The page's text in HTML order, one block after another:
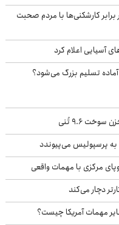
کارشکنی‌ها با مردم صحبت
آسیایی اعلام کرد
آماده تسلیم بزرگ می‌شود؟
به پرسپولیس می‌پیوندد
مهمات آمریکا چیست؟